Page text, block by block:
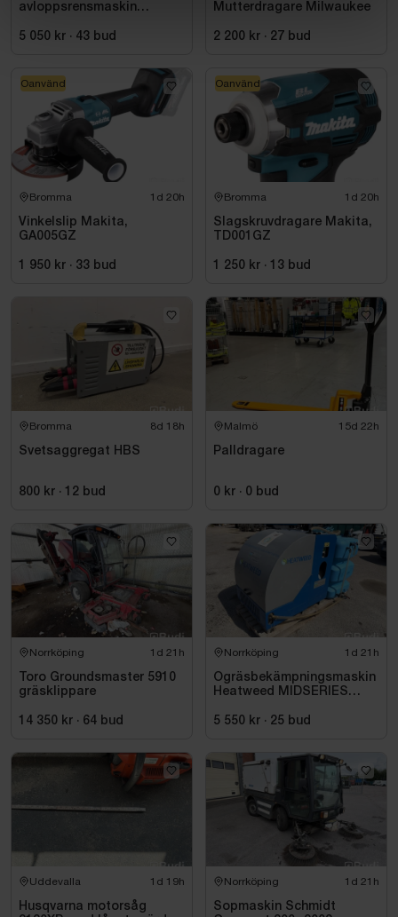
avloppsrensmaskin
FSSM-121 | Oanvänd
5 050 kr · 43 bud
Mutterdragare Milwaukee
2 200 kr · 27 bud
Bromma 1d 20h
Vinkelslip Makita,
GA005GZ
1 950 kr · 33 bud
Oanvänd
Bromma 1d 20h
Slagskruvdragare Makita,
TD001GZ
1 250 kr · 13 bud
Oanvänd
Bromma 8d 18h
Svetsaggregat HBS
800 kr · 12 bud
Malmö 15d 22h
Palldragare
0 kr · 0 bud
Norrköping 1d 21h
Toro Groundsmaster 5910
gräsklippare
14 350 kr · 64 bud
Norrköping 1d 21h
Ogräsbekämpningsmaskin
Heatweed MIDSERIES
5 550 kr · 25 bud
Uddevalla 1d 19h
Husqvarna motorsåg
Norrköping 1d 21h
Sopmaskin Schmidt